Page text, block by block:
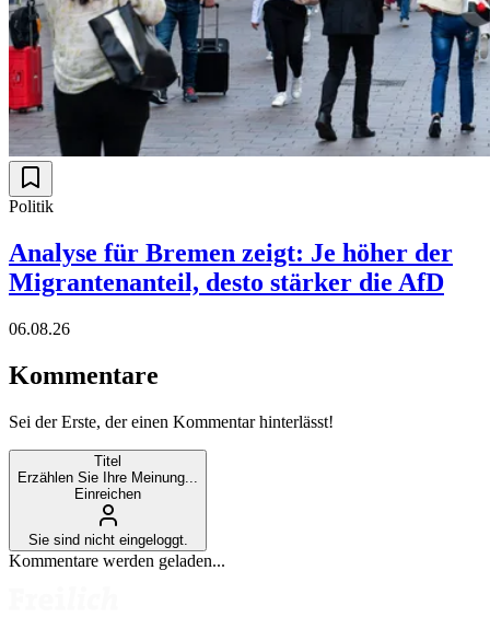
Politik
Analyse für Bremen zeigt: Je höher der
Migrantenanteil, desto stärker die AfD
06.08.26
Kommentare
Sei der Erste, der einen Kommentar hinterlässt!
Titel
Erzählen Sie Ihre Meinung...
Einreichen
Sie sind nicht eingeloggt.
Kommentare werden geladen...